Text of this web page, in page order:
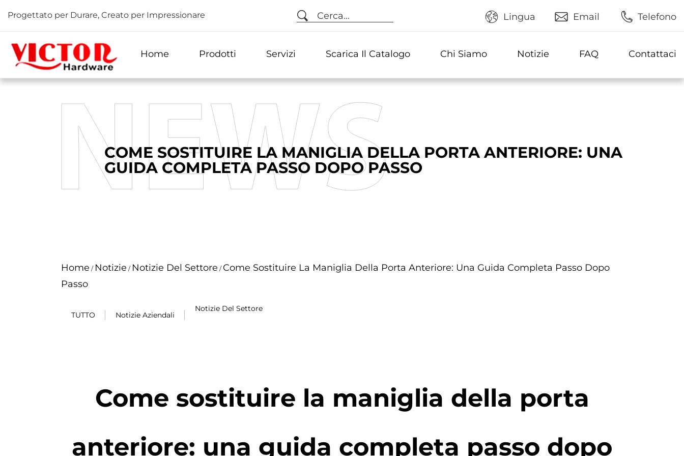
Progettato per Durare, Creato per Impressionare Cerca... Lingua Email Telefono
Home Prodotti Servizi Scarica Il Catalogo Chi Siamo Notizie FAQ Contattaci
COME SOSTITUIRE LA MANIGLIA DELLA PORTA ANTERIORE: UNA
GUIDA COMPLETA PASSO DOPO PASSO
Home / Notizie / Notizie Del Settore / Come Sostituire La Maniglia Della Porta Anteriore: Una Guida Completa Passo Dopo
Passo
TUTTO Notizie Aziendali
Notizie Del Settore
Come sostituire la maniglia della porta
anteriore: una guida completa passo dopo